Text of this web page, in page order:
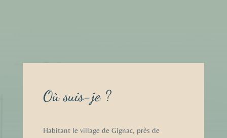
Où suis-je ?
Habitant le village de Gignac, près de